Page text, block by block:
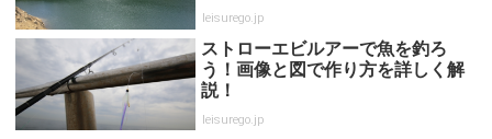
leisurego.jp
ストローエビルアーで魚を釣ろ
う！画像と図で作り方を詳しく解
説！
leisurego.jp